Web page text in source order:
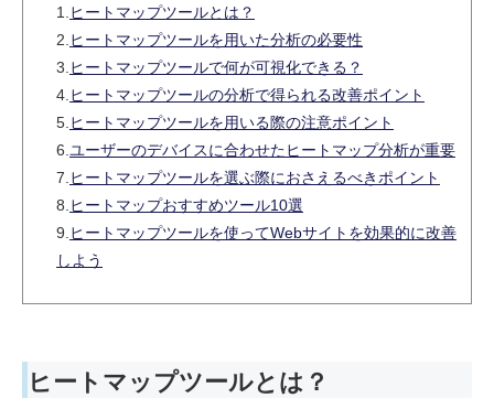
1. ヒートマップツールとは？
2. ヒートマップツールを用いた分析の必要性
3. ヒートマップツールで何が可視化できる？
4. ヒートマップツールの分析で得られる改善ポイント
5. ヒートマップツールを用いる際の注意ポイント
6. ユーザーのデバイスに合わせたヒートマップ分析が重要
7. ヒートマップツールを選ぶ際におさえるべきポイント
8. ヒートマップおすすめツール10選
9. ヒートマップツールを使ってWebサイトを効果的に改善
しよう
ヒートマップツールとは？